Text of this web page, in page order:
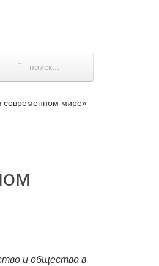
современном мире»
и общество в